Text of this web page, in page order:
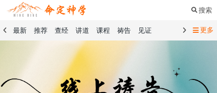
搜索
最新 推荐 查经 讲道 课程 祷告
见证
命定奉献
查经精选
101课程
洗礼礼文
圣餐礼文 01 创世记
02 出埃及记
更多